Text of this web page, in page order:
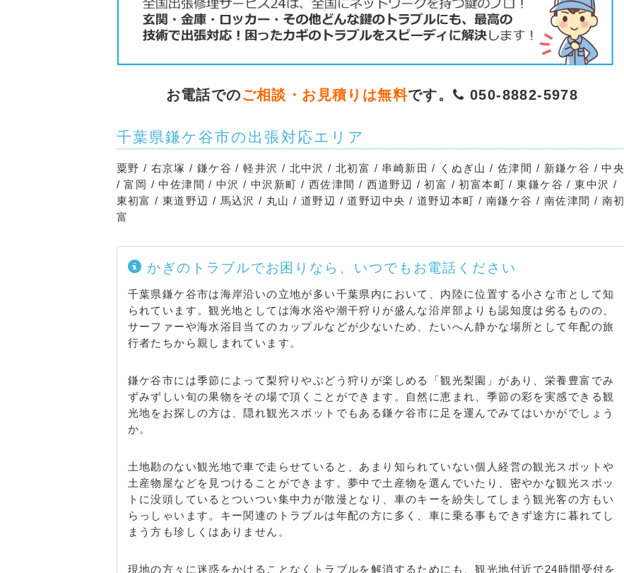
お電話でのご相談・お見積りは無料です。 050-8882-5978
千葉県鎌ケ谷市の出張対応エリア
粟野 / 右京塚 / 鎌ケ谷 / 軽井沢 / 北中沢 / 北初富 / 串崎新田 / くぬぎ山 / 佐津間 / 新鎌ケ谷 / 中央
/ 富岡 / 中佐津間 / 中沢 / 中沢新町 / 西佐津間 / 西道野辺 / 初富 / 初富本町 / 東鎌ケ谷 / 東中沢 /
東初富 / 東道野辺 / 馬込沢 / 丸山 / 道野辺 / 道野辺中央 / 道野辺本町 / 南鎌ケ谷 / 南佐津間 / 南初
富
かぎのトラブルでお困りなら、いつでもお電話ください
千葉県鎌ケ谷市は海岸沿いの立地が多い千葉県内において、内陸に位置する小さな市として知
られています。観光地としては海水浴や潮干狩りが盛んな沿岸部よりも認知度は劣るものの、
サーファーや海水浴目当てのカップルなどが少ないため、たいへん静かな場所として年配の旅
行者たちから親しまれています。
鎌ケ谷市には季節によって梨狩りやぶどう狩りが楽しめる「観光梨園」があり、栄養豊富でみ
ずみずしい旬の果物をその場で頂くことができます。自然に恵まれ、季節の彩を実感できる観
光地をお探しの方は、隠れ観光スポットでもある鎌ケ谷市に足を運んでみてはいかがでしょう
か。
土地勘のない観光地で車で走らせていると、あまり知られていない個人経営の観光スポットや
土産物屋などを見つけることができます。夢中で土産物を選んでいたり、密やかな観光スポッ
トに没頭しているとついつい集中力が散漫となり、車のキーを紛失してしまう観光客の方もい
らっしゃいます。キー関連のトラブルは年配の方に多く、車に乗る事もできず途方に暮れてし
まう方も珍しくはありません。
現地の方々に迷惑をかけることなくトラブルを解消するためにも、観光地付近で24時間受付を